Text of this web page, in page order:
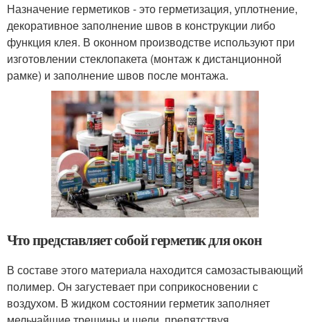
Назначение герметиков - это герметизация, уплотнение,
декоративное заполнение швов в конструкции либо
функция клея. В оконном производстве используют при
изготовлении стеклопакета (монтаж к дистанционной
рамке) и заполнение швов после монтажа.
Что представляет собой герметик для окон
В составе этого материала находится самозастывающий
полимер. Он загустевает при соприкосновении с
воздухом. В жидком состоянии герметик заполняет